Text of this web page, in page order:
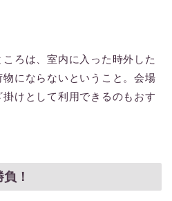
ろは、室内に入った時外した
にならないということ。会場
けとして利用できるのもおす
！